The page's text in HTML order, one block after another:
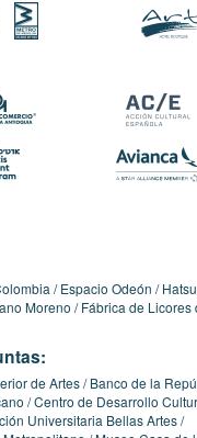
Espacio Odeón Hatsu
Moreno
Fábrica de Licores
de Artes
Banco de la
Centro de Desarrollo
Universitaria Bellas Artes